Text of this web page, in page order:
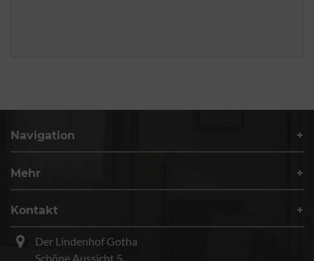
Navigation
Mehr
Kontakt
Der Lindenhof Gotha
Schöne Aussicht 5